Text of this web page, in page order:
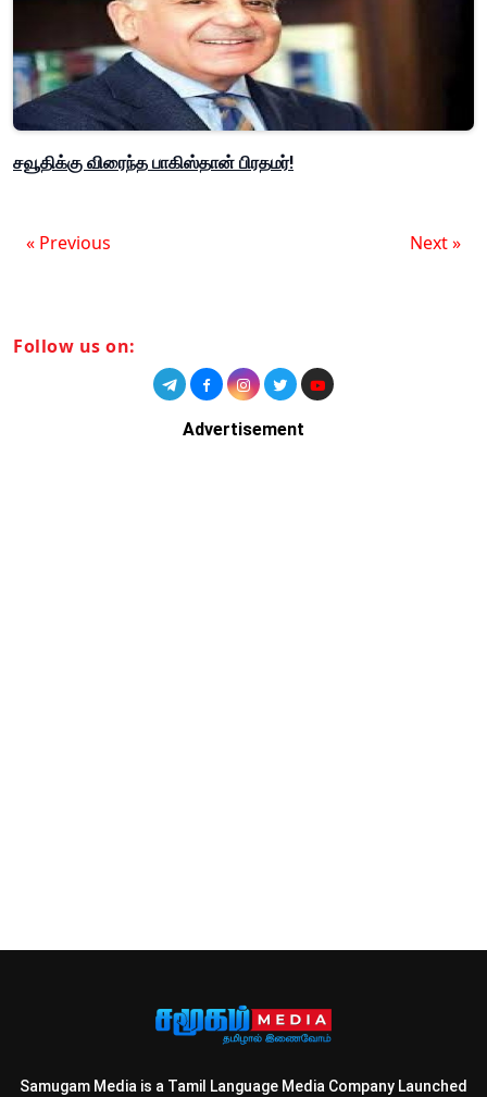
சவூதிக்கு விரைந்த பாகிஸ்தான் பிரதமர்!
« Previous Next »
Follow us on:
Advertisement
Samugam Media is a Tamil Language Media Company Launched